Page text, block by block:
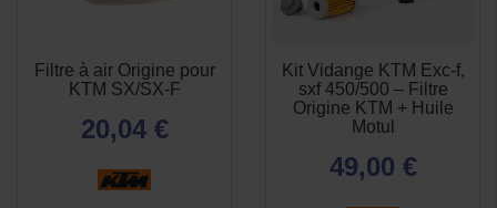
Filtre à air Origine pour
KTM SX/SX-F
20,04 €
Kit Vidange KTM Exc-f,
sxf 450/500 – Filtre
Origine KTM + Huile
Motul
49,00 €
APERÇU
RAPIDE
APERÇU
RAPIDE